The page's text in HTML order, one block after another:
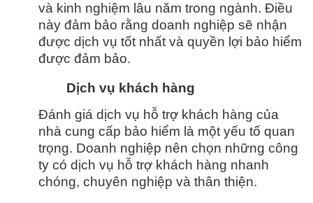
và kinh nghiệm lâu năm trong ngành. Điều
này đảm bảo rằng doanh nghiệp sẽ nhận
được dịch vụ tốt nhất và quyền lợi bảo hiểm
được đảm bảo.
Dịch vụ khách hàng
Đánh giá dịch vụ hỗ trợ khách hàng của
nhà cung cấp bảo hiểm là một yếu tố quan
trọng. Doanh nghiệp nên chọn những công
ty có dịch vụ hỗ trợ khách hàng nhanh
chóng, chuyên nghiệp và thân thiện.